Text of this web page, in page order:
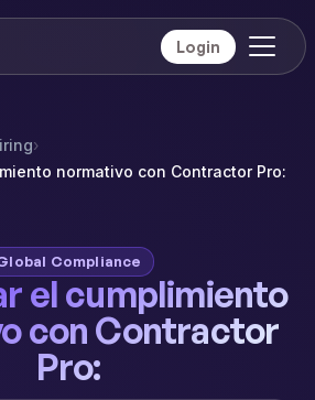
Login
›
normativo con Contractor Pro:
Compliance
el cumplimiento
con Contractor
Pro: